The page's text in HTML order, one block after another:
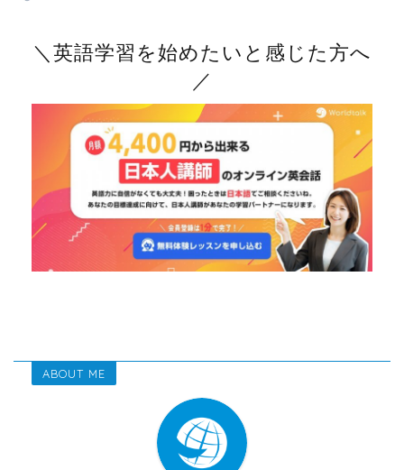
＼英語学習を始めたいと感じた方へ
／
ABOUT ME